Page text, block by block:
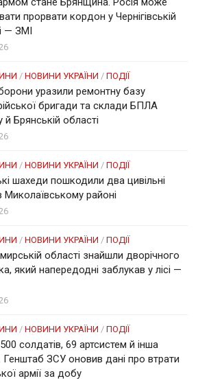
прорвати кордон у Чернігівській
— ЗМІ
/ НОВИНИ УКРАЇНИ / ПОДІЇ
уразили ремонтну базу
бригади та склади БПЛА
й Брянській області
/ НОВИНИ УКРАЇНИ / ПОДІЇ
шахеди пошкодили два цивільні
Миколаївському районі
/ НОВИНИ УКРАЇНИ / ПОДІЇ
області знайшли дворічного
який напередодні заблукав у лісі —
/ НОВИНИ УКРАЇНИ / ПОДІЇ
солдатів, 69 артсистем й інша
Генштаб ЗСУ оновив дані про втрати
армії за добу